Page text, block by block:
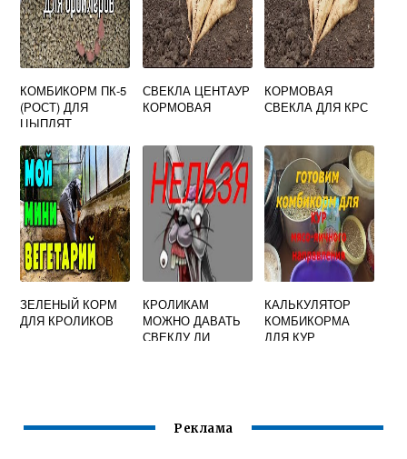
КОМБИКОРМ ПК-5
(РОСТ) ДЛЯ
ЦЫПЛЯТ
11-20 ДНЕЙ
(РАМЕНСКИЙ),
ЦЕНА, СОСТАВ
СВЕКЛА ЦЕНТАУР
КОРМОВАЯ
КОРМОВАЯ
СВЕКЛА ДЛЯ КРС
ЗЕЛЕНЫЙ КОРМ
ДЛЯ КРОЛИКОВ
КРОЛИКАМ
МОЖНО ДАВАТЬ
СВЕКЛУ ЛИ
КАЛЬКУЛЯТОР
КОМБИКОРМА
ДЛЯ КУР
Реклама